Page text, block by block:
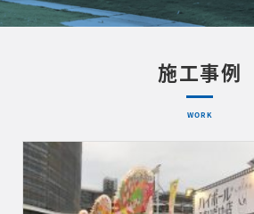
施工事例
WORK